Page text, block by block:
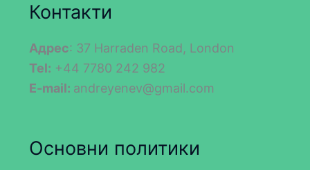
Контакти
Адрес: 37 Harraden Road, London
Tel: +44 7780 242 982
E-mail: andreyenev@gmail.com
Основни политики